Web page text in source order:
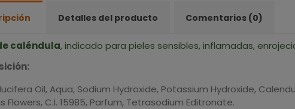
Detalles del producto Comentarios (0)
caléndula, indicado para pieles sensibles, inflamadas,
Oil, Aqua, Sodium Hydroxide, Potassium Hydroxide,
Flowers, C.I. 15985, Parfum, Tetrasodium Editronate.